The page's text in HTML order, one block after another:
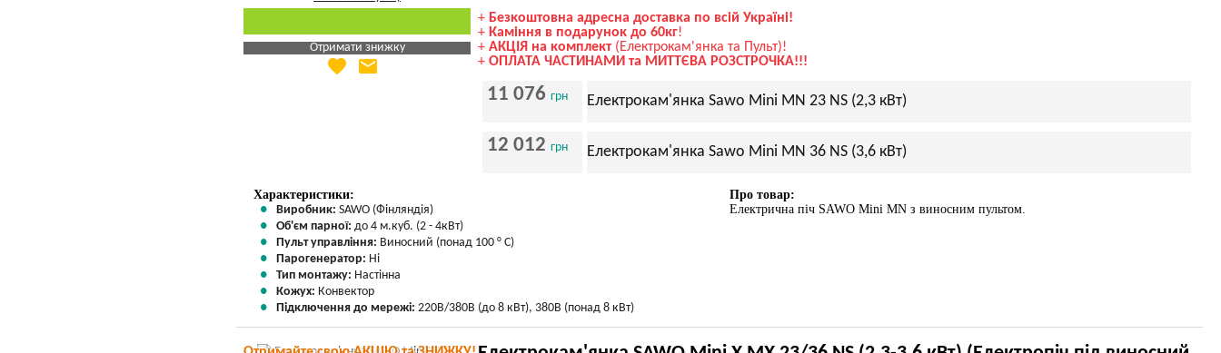
Отримати знижку
Яка Ваша ціна
favorite email
+ Безкоштовна адресна доставка по всій Україні!
+ Каміння в подарунок до 60кг!
+ АКЦІЯ на комплект(Електрокам'янка та Пульт)!
+ ОПЛАТА ЧАСТИНАМИ та МИТТЄВА РОЗСТРОЧКА!!!
11 076 грн Електрокам'янка Sawo Mini MN 23 NS (2,3 кВт)
12 012 грн Електрокам'янка Sawo Mini MN 36 NS (3,6 кВт)
Характеристики:
Виробник: SAWO (Фінляндія)
Об'єм парної: до 4 м.куб. (2 - 4кВт)
Пульт управління: Виносний (понад 100 ° С)
Парогенератор: Ні
Тип монтажу: Настінна
Кожух: Конвектор
Підключення до мережі: 220В/380В (до 8 кВт), 380В (понад 8 кВт)
Про товар:
Електрична піч SAWO Mini MN з виносним пультом.